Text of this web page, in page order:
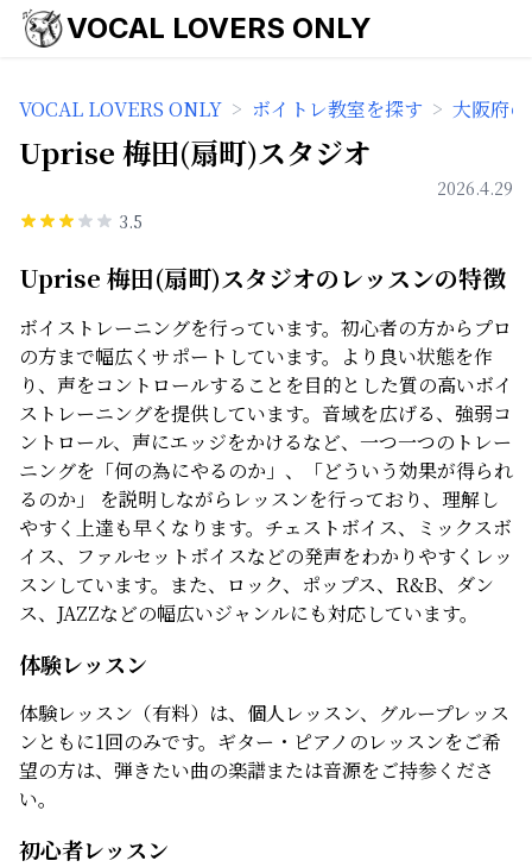
VOCAL LOVERS ONLY
VOCAL LOVERS ONLY > ボイトレ教室を探す > 大阪府
Uprise 梅田(扇町)スタジオ
2026.4.29
3.5
Uprise 梅田(扇町)スタジオのレッスンの特徴
ボイストレーニングを行っています。初心者の方からプロ
の方まで幅広くサポートしています。より良い状態を作
り、声をコントロールすることを目的とした質の高いボイ
ストレーニングを提供しています。音域を広げる、強弱コ
ントロール、声にエッジをかけるなど、一つ一つのトレー
ニングを「何の為にやるのか」、「どういう効果が得られ
るのか」 を説明しながらレッスンを行っており、理解し
やすく上達も早くなります。チェストボイス、ミックスボ
イス、ファルセットボイスなどの発声をわかりやすくレッ
スンしています。また、ロック、ポップス、R&B、ダン
ス、JAZZなどの幅広いジャンルにも対応しています。
体験レッスン
体験レッスン（有料）は、個人レッスン、グループレッス
ンともに1回のみです。ギター・ピアノのレッスンをご希
望の方は、弾きたい曲の楽譜または音源をご持参くださ
い。
初心者レッスン